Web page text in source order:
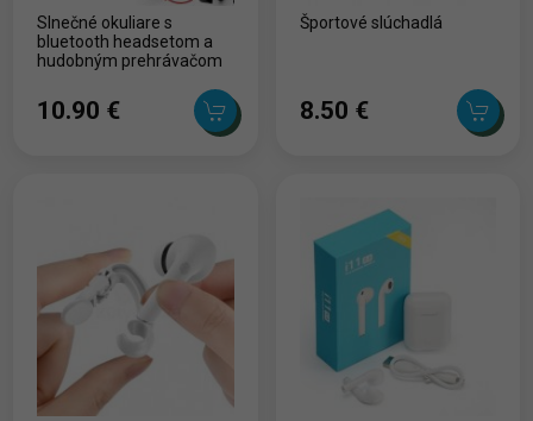
Slnečné okuliare s
bluetooth headsetom a
hudobným prehrávačom
10.90 ‎€
Športové slúchadlá
8.50 ‎€